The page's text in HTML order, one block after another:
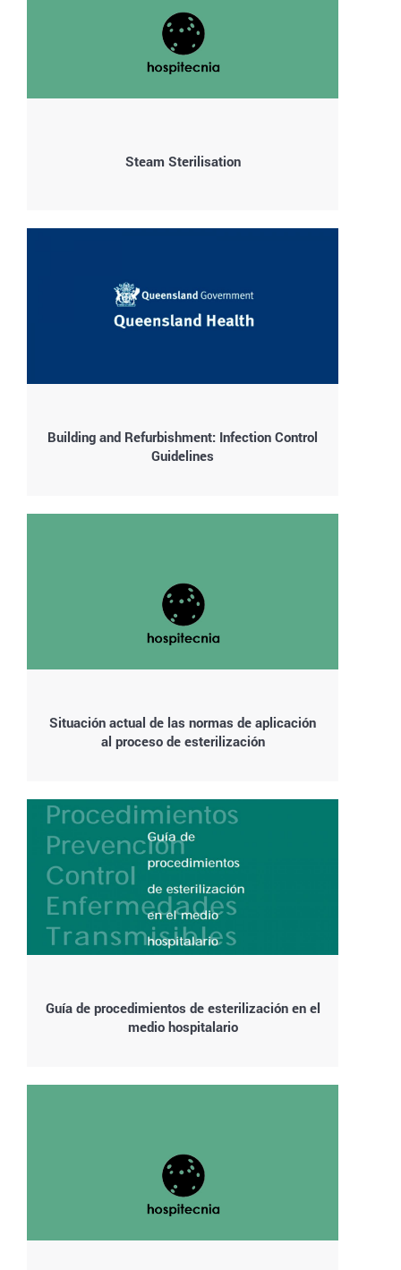
Steam Sterilisation
Building and Refurbishment: Infection Control
Guidelines
Situación actual de las normas de aplicación
al proceso de esterilización
Guía de procedimientos de esterilización en el
medio hospitalario